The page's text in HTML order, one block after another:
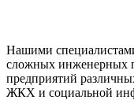
Нашими
сложных инженерных
предприятий
ЖКХ и социальной